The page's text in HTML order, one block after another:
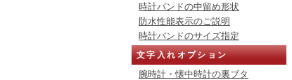
時計バンドの中留め形状
防水性能表示のご説明
時計バンドのサイズ指定
文字入れオプション
腕時計・懐中時計の裏ブタ